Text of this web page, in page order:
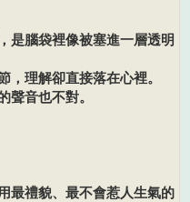
腦袋裡像被塞進一層透明
理解卻直接落在心裡。
音也不對。
禮貌、最不會惹人生氣的